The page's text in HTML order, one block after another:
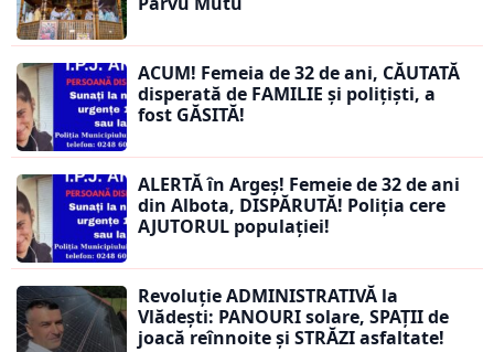
ACUM! Femeia de 32 de ani, CĂUTATĂ
disperată de FAMILIE și polițiști, a
fost GĂSITĂ!
ALERTĂ în Argeș! Femeie de 32 de ani
din Albota, DISPĂRUTĂ! Poliția cere
AJUTORUL populației!
Revoluție ADMINISTRATIVĂ la
Vlădești: PANOURI solare, SPAȚII de
joacă reînnoite și STRĂZI asfaltate!